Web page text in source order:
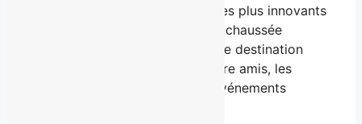
immersives au Québec et l’un des plus innovants
au pays. En plus de son rez-de-chaussée
familial, le complexe devient une destination
recherchée pour les soirées entre amis, les
rendez-vous en couple et les événements